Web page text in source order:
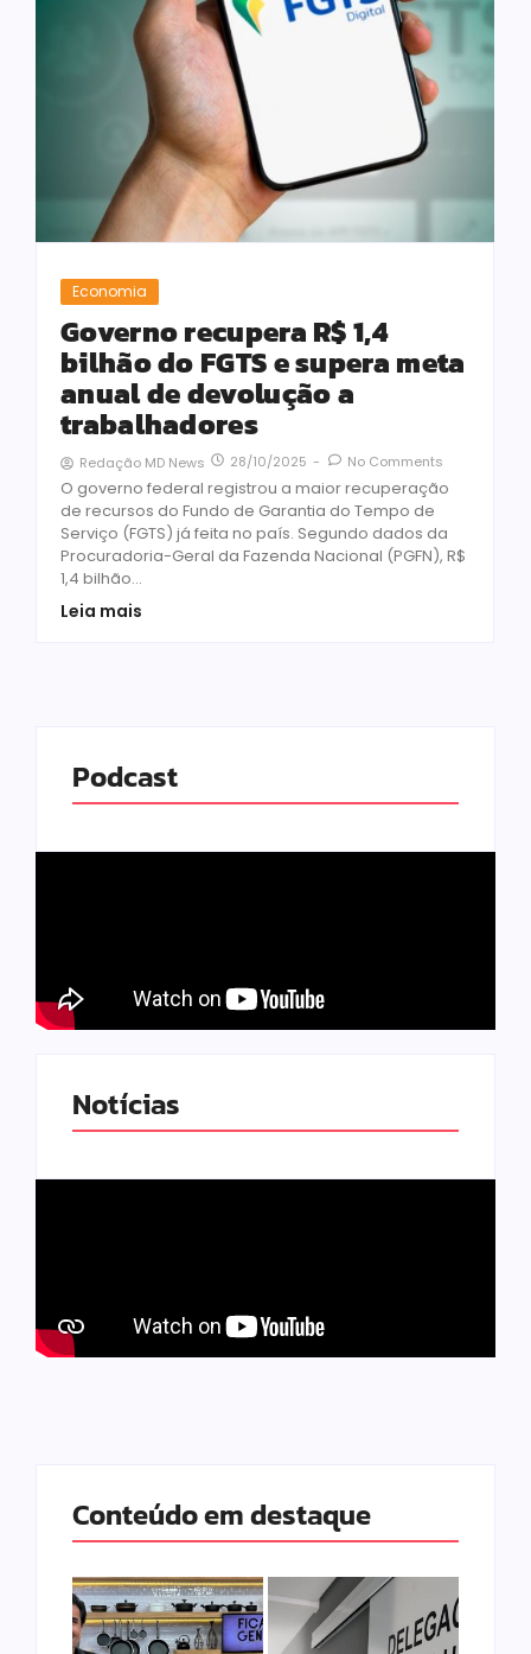
Economia
Governo recupera R$ 1,4
bilhão do FGTS e supera meta
anual de devolução a
trabalhadores
Redação MD News 28/10/2025 - No Comments
O governo federal registrou a maior recuperação
de recursos do Fundo de Garantia do Tempo de
Serviço (FGTS) já feita no país. Segundo dados da
Procuradoria-Geral da Fazenda Nacional (PGFN), R$
1,4 bilhão...
Leia mais
Podcast
Notícias
Conteúdo em destaque